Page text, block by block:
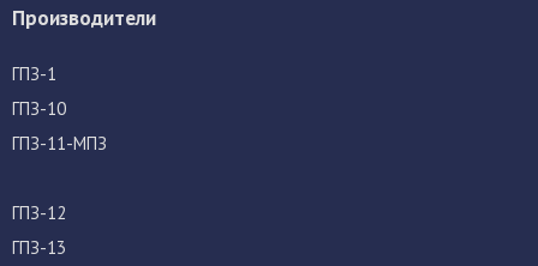
Производители
ГПЗ-1
ГПЗ-10
ГПЗ-11-МПЗ
ГПЗ-12
ГПЗ-13